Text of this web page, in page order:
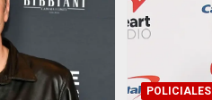
POLICIALES